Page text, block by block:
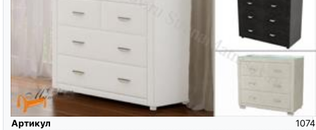
Артикул
1074